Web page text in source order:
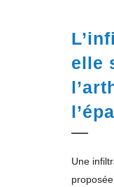
elle
Une